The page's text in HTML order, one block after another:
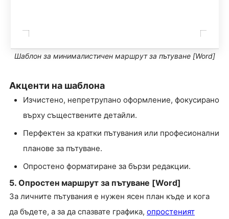
Шаблон за минималистичен маршрут за пътуване [Word]
Акценти на шаблона
Изчистено, непретрупано оформление, фокусирано
върху съществените детайли.
Перфектен за кратки пътувания или професионални
планове за пътуване.
Опростено форматиране за бързи редакции.
5. Опростен маршрут за пътуване [Word]
За личните пътувания е нужен ясен план къде и кога
да бъдете, а за да спазвате графика, опростеният